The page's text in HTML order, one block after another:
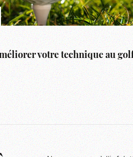
votre technique au